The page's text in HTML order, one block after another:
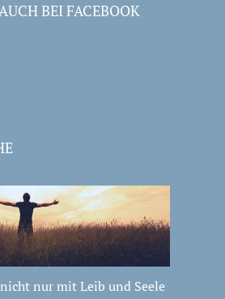
BEI FACEBOOK
nur mit Leib und Seele